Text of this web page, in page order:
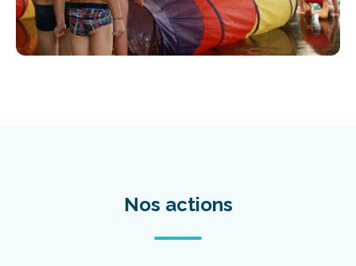
Nos actions